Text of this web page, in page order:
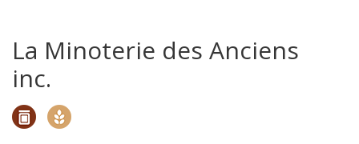
La Minoterie des Anciens
inc.